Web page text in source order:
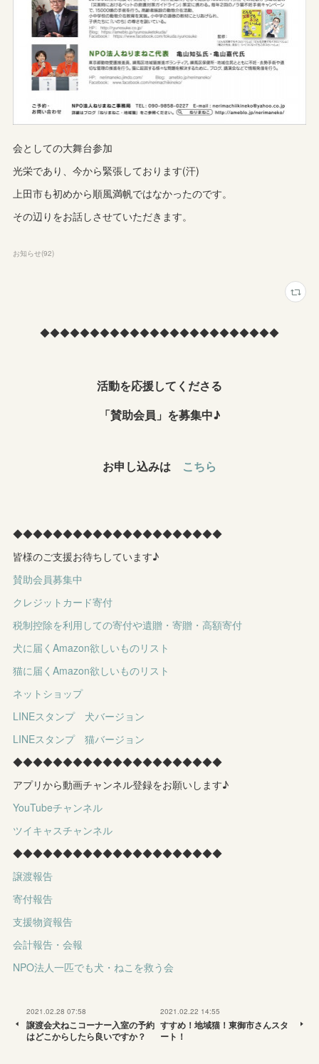
会としての大舞台参加
光栄であり、今から緊張しております(汗)
上田市も初めから順風満帆ではなかったのです。
その辺りをお話しさせていただきます。
お知らせ(92)
◆◆◆◆◆◆◆◆◆◆◆◆◆◆◆◆◆◆◆◆◆◆◆◆
活動を応援してくださる
「賛助会員」を募集中♪
お申し込みは こちら
◆◆◆◆◆◆◆◆◆◆◆◆◆◆◆◆◆◆◆◆◆
皆様のご支援お待ちしています♪
賛助会員募集中
クレジットカード寄付
税制控除を利用しての寄付や遺贈・寄贈・高額寄付
犬に届くAmazon欲しいものリスト
猫に届くAmazon欲しいものリスト
ネットショップ
LINEスタンプ 犬バージョン
LINEスタンプ 猫バージョン
◆◆◆◆◆◆◆◆◆◆◆◆◆◆◆◆◆◆◆◆◆
アプリから動画チャンネル登録をお願いします♪
YouTubeチャンネル
ツイキャスチャンネル
◆◆◆◆◆◆◆◆◆◆◆◆◆◆◆◆◆◆◆◆◆
譲渡報告
寄付報告
支援物資報告
会計報告・会報
NPO法人一匹でも犬・ねこを救う会
2021.02.28 07:58
譲渡会犬ねこコーナー入室の予約
はどこからしたら良いですか？
2021.02.22 14:55
すすめ！地域猫！東御市さんスタ
ート！